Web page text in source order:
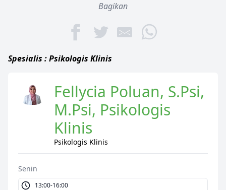
Bagikan
Spesialis : Psikologis Klinis
Fellycia Poluan, S.Psi,
M.Psi, Psikologis
Klinis
Psikologis Klinis
Senin
13:00-16:00